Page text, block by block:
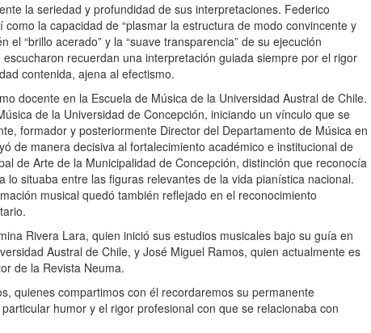
la seriedad y profundidad de sus interpretaciones. Federico
como la capacidad de “plasmar la estructura de modo convincente y
“brillo acerado” y la “suave transparencia” de su ejecución
recuerdan una interpretación guiada siempre por el rigor
contenida, ajena al efectismo.
docente en la Escuela de Música de la Universidad Austral de Chile.
de la Universidad de Concepción, iniciando un vínculo que se
formador y posteriormente Director del Departamento de Música en
de manera decisiva al fortalecimiento académico e institucional de
de Arte de la Municipalidad de Concepción, distinción que reconocía
situaba entre las figuras relevantes de la vida pianística nacional.
musical quedó también reflejado en el reconocimiento
Rivera Lara, quien inició sus estudios musicales bajo su guía en
Austral de Chile, y José Miguel Ramos, quien actualmente es
de la Revista Neuma.
quienes compartimos con él recordaremos su permanente
humor y el rigor profesional con que se relacionaba con